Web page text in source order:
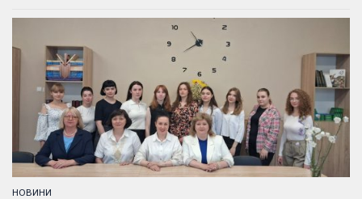
НОВИНИ